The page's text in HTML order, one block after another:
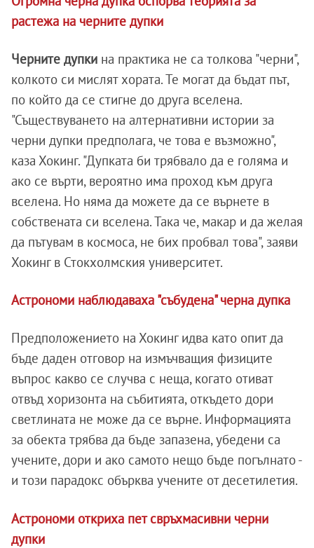
растежа на черните дупки
Черните дупки на практика не са толкова "черни",
колкото си мислят хората. Те могат да бъдат път,
по който да се стигне до друга вселена.
"Съществуването на алтернативни истории за
черни дупки предполага, че това е възможно",
каза Хокинг. "Дупката би трябвало да е голяма и
ако се върти, вероятно има проход към друга
вселена. Но няма да можете да се върнете в
собствената си вселена. Така че, макар и да желая
да пътувам в космоса, не бих пробвал това", заяви
Хокинг в Стокхолмския университет.
Астрономи наблюдаваха "събудена" черна дупка
Предположението на Хокинг идва като опит да
бъде даден отговор на измъчващия физиците
въпрос какво се случва с неща, когато отиват
отвъд хоризонта на събитията, откъдето дори
светлината не може да се върне. Информацията
за обекта трябва да бъде запазена, убедени са
учените, дори и ако самото нещо бъде погълнато -
и този парадокс обърква учените от десетилетия.
Астрономи откриха пет свръхмасивни черни
дупки